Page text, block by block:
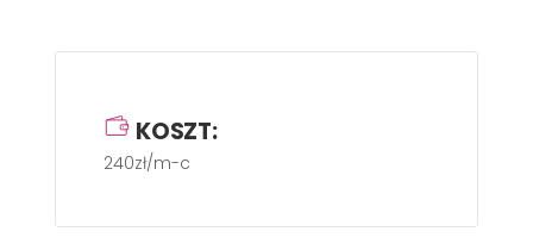
KOSZT:
240zł/m-c